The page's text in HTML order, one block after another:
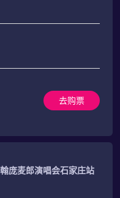
去购票
庞麦郎演唱会石家庄站